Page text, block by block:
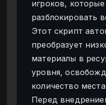
игроков,
разблокировать
Этот скрипт
преобразует
материалы в
уровня,
количество
Перед